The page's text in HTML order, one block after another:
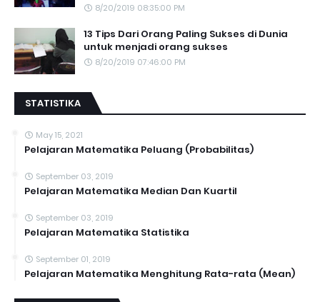
8/20/2019 08:35:00 PM
13 Tips Dari Orang Paling Sukses di Dunia
untuk menjadi orang sukses
8/20/2019 07:46:00 PM
STATISTIKA
May 15, 2021
Pelajaran Matematika Peluang (Probabilitas)
September 03, 2019
Pelajaran Matematika Median Dan Kuartil
September 03, 2019
Pelajaran Matematika Statistika
September 01, 2019
Pelajaran Matematika Menghitung Rata-rata (Mean)